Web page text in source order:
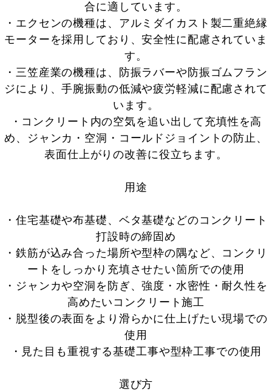
合に適しています。
・エクセンの機種は、アルミダイカスト製二重絶縁
モーターを採用しており、安全性に配慮されていま
す。
・三笠産業の機種は、防振ラバーや防振ゴムフラン
ジにより、手腕振動の低減や疲労軽減に配慮されて
います。
・コンクリート内の空気を追い出して充填性を高
め、ジャンカ・空洞・コールドジョイントの防止、
表面仕上がりの改善に役立ちます。
用途
・住宅基礎や布基礎、ベタ基礎などのコンクリート
打設時の締固め
・鉄筋が込み合った場所や型枠の隅など、コンクリ
ートをしっかり充填させたい箇所での使用
・ジャンカや空洞を防ぎ、強度・水密性・耐久性を
高めたいコンクリート施工
・脱型後の表面をより滑らかに仕上げたい現場での
使用
・見た目も重視する基礎工事や型枠工事での使用
選び方